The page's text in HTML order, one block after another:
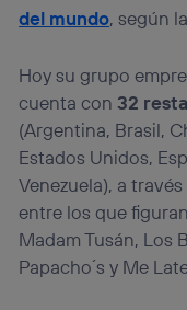
del mundo, según
Hoy su grupo
cuenta con32
(Argentina, Brasil,
Estados Unidos,
Venezuela), a
entre los que
Madam Tusán, Los
Papacho´s y Me
lo que cualquier
consienta el uso de
Si utilizas una
el marketing o
actividades de
que hayan dado
Si utilizasdatos
personalizado, ya
navegación del
Puedes gestionar
“Administrar Utiq”
visitando el